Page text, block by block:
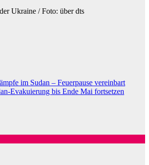
Ukraine / Foto: über dts
im Sudan – Feuerpause vereinbart
Evakuierung bis Ende Mai fortsetzen